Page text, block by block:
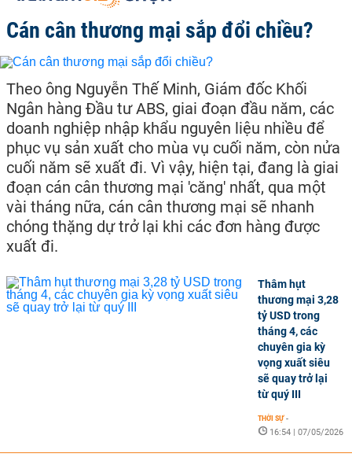
Cán cân thương mại sắp đổi chiều?
Theo ông Nguyễn Thế Minh, Giám đốc Khối
Ngân hàng Đầu tư ABS, giai đoạn đầu năm, các
doanh nghiệp nhập khẩu nguyên liệu nhiều để
phục vụ sản xuất cho mùa vụ cuối năm, còn nửa
cuối năm sẽ xuất đi. Vì vậy, hiện tại, đang là giai
đoạn cán cân thương mại 'căng' nhất, qua một
vài tháng nữa, cán cân thương mại sẽ nhanh
chóng thặng dự trở lại khi các đơn hàng được
xuất đi.
Thâm hụt
thương mại 3,28
tỷ USD trong
tháng 4, các
chuyên gia kỳ
vọng xuất siêu
sẽ quay trở lại
từ quý III
THỜI SỰ -
16:54 | 07/05/2026